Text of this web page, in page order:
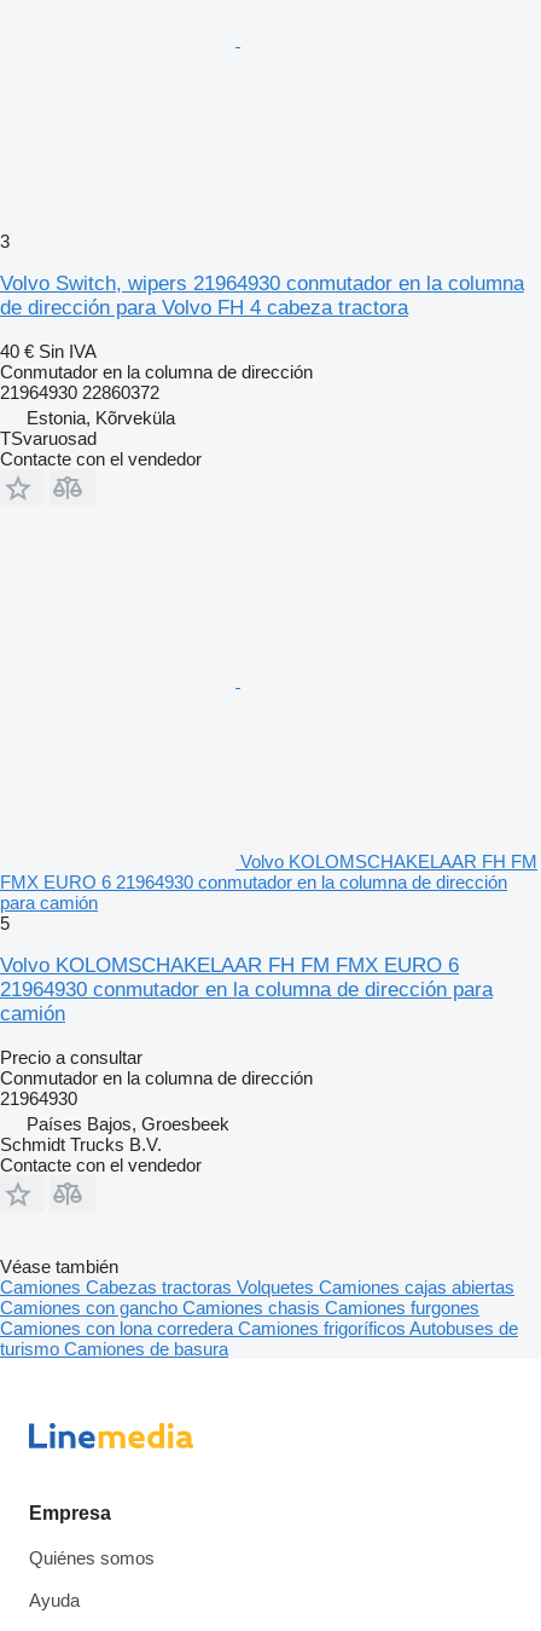
3
Volvo Switch, wipers 21964930 conmutador en la columna
de dirección para Volvo FH 4 cabeza tractora
40 € Sin IVA
Conmutador en la columna de dirección
21964930 22860372
Estonia, Kõrveküla
TSvaruosad
Contacte con el vendedor
Volvo KOLOMSCHAKELAAR FH FM
FMX EURO 6 21964930 conmutador en la columna de dirección
para camión
5
Volvo KOLOMSCHAKELAAR FH FM FMX EURO 6
21964930 conmutador en la columna de dirección para
camión
Precio a consultar
Conmutador en la columna de dirección
21964930
Países Bajos, Groesbeek
Schmidt Trucks B.V.
Contacte con el vendedor
Véase también
Camiones Cabezas tractoras Volquetes Camiones cajas abiertas
Camiones con gancho Camiones chasis Camiones furgones
Camiones con lona corredera Camiones frigoríficos Autobuses de
turismo Camiones de basura
Empresa
Quiénes somos
Ayuda